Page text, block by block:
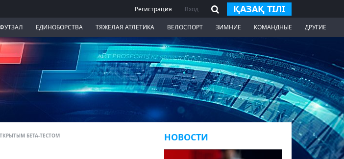
Регистрация Вход ҚАЗАҚ ТІЛІ
ФУТЗАЛ ЕДИНОБОРСТВА ТЯЖЕЛАЯ АТЛЕТИКА ВЕЛОСПОРТ ЗИМНИЕ КОМАНДНЫЕ ДРУГИЕ
БЕТА-ТЕСТОМ НОВОСТИ